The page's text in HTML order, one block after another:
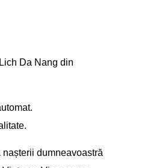
Da Nang din
dumneavoastră